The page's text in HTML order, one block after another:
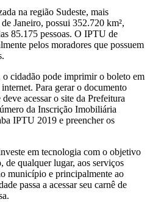
na região Sudeste, mais
Janeiro, possui 352.720 km²,
85.175 pessoas. O IPTU de
pelos moradores que possuem
cidadão pode imprimir o boleto em
Para gerar o documento
acessar o site da Prefeitura
da Inscrição Imobiliária
IPTU 2019 e preencher os
em tecnologia com o objetivo
de qualquer lugar, aos serviços
município e principalmente ao
passa a acessar seu carnê de